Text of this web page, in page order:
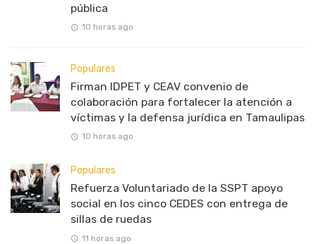
pública
10 horas ago
Populares
Firman IDPET y CEAV convenio de
colaboración para fortalecer la atención a
víctimas y la defensa jurídica en Tamaulipas
10 horas ago
Populares
Refuerza Voluntariado de la SSPT apoyo
social en los cinco CEDES con entrega de
sillas de ruedas
11 horas ago